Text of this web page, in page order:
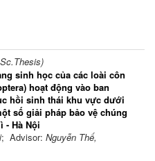
sinh học của các loài côn
hoạt động vào ban
hồi sinh thái khu vực dưới
số giải pháp bảo vệ chúng
- Hà Nội
; Advisor: Nguyễn Thế,